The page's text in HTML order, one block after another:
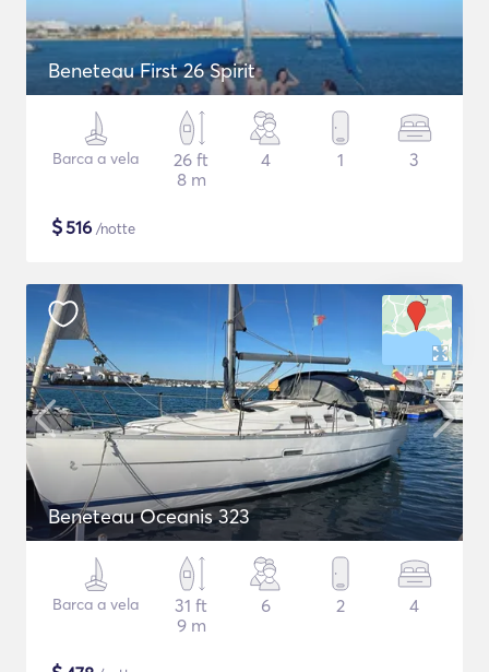
Beneteau First 26 Spirit
Barca a vela
26 ft
8 m
4 1 3
$516 /notte
Beneteau Oceanis 323
Barca a vela
31 ft
9 m
6 2 4